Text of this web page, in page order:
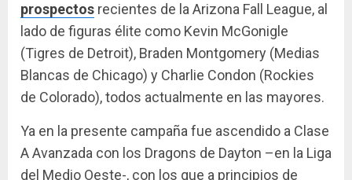
prospectos recientes de la Arizona Fall League, al
lado de figuras élite como Kevin McGonigle
(Tigres de Detroit), Braden Montgomery (Medias
Blancas de Chicago) y Charlie Condon (Rockies
de Colorado), todos actualmente en las mayores.
Ya en la presente campaña fue ascendido a Clase
A Avanzada con los Dragons de Dayton –en la Liga
del Medio Oeste-, con los que a principios de